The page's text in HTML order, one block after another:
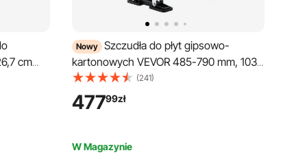
cm
27-
Nowy Szczudła do płyt gipsowo-
kartonowych VEVOR 485-790 mm, 103
kg, wytrzymałe, z podwójnymi
sprężynami, antypoślizgowymi
podstawkami i pasem napinającym,
gipsowo-kartonowych, konstrukcji
(241)
47799zł
W Magazynie